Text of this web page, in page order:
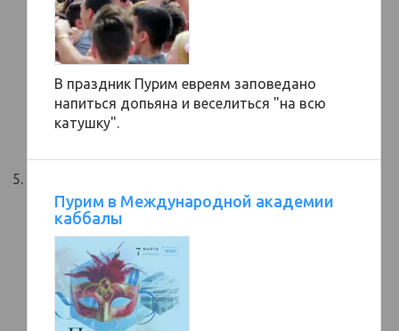
В праздник Пурим евреям заповедано
напиться допьяна и веселиться "на всю
катушку".
Пурим в Международной академии
каббалы